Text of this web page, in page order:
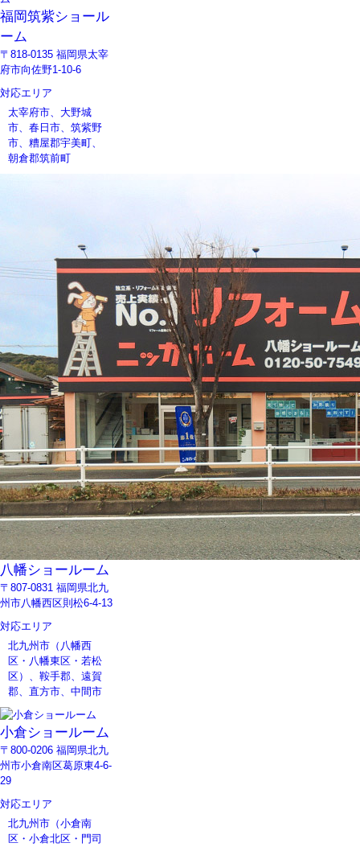
福岡筑紫ショール
ーム
〒818-0135 福岡県太宰
府市向佐野1-10-6
対応エリア
太宰府市、大野城
市、春日市、筑紫野
市、糟屋郡宇美町、
朝倉郡筑前町
八幡ショールーム
〒807-0831 福岡県北九
州市八幡西区則松6-4-13
対応エリア
北九州市（八幡西
区・八幡東区・若松
区）、鞍手郡、遠賀
郡、直方市、中間市
小倉ショールーム
〒800-0206 福岡県北九
州市小倉南区葛原東4-6-
29
対応エリア
北九州市（小倉南
区・小倉北区・門司